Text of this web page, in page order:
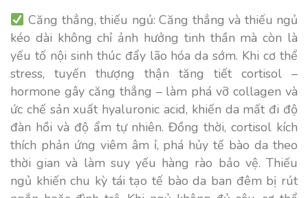
Căng thẳng, thiếu ngủ: Căng thẳng và thiếu ngủ
kéo dài không chỉ ảnh hưởng tinh thần mà còn là
yếu tố nội sinh thúc đẩy lão hóa da sớm. Khi cơ thể
stress, tuyến thượng thận tăng tiết cortisol –
hormone gây căng thẳng – làm phá vỡ collagen và
ức chế sản xuất hyaluronic acid, khiến da mất đi độ
đàn hồi và độ ẩm tự nhiên. Đồng thời, cortisol kích
thích phản ứng viêm âm ỉ, phá hủy tế bào da theo
thời gian và làm suy yếu hàng rào bảo vệ. Thiếu
ngủ khiến chu kỳ tái tạo tế bào da ban đêm bị rút